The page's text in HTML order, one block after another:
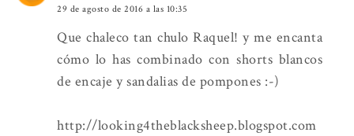
29 de agosto de 2016 a las 10:35
Que chaleco tan chulo Raquel! y me encanta
cómo lo has combinado con shorts blancos
de encaje y sandalias de pompones :-)
http://looking4theblacksheep.blogspot.com